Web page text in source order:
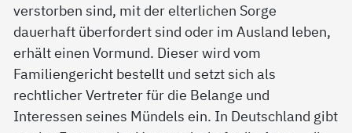
verstorben sind, mit der elterlichen Sorge
dauerhaft überfordert sind oder im Ausland leben,
erhält einen Vormund. Dieser wird vom
Familiengericht bestellt und setzt sich als
rechtlicher Vertreter für die Belange und
Interessen seines Mündels ein. In Deutschland gibt